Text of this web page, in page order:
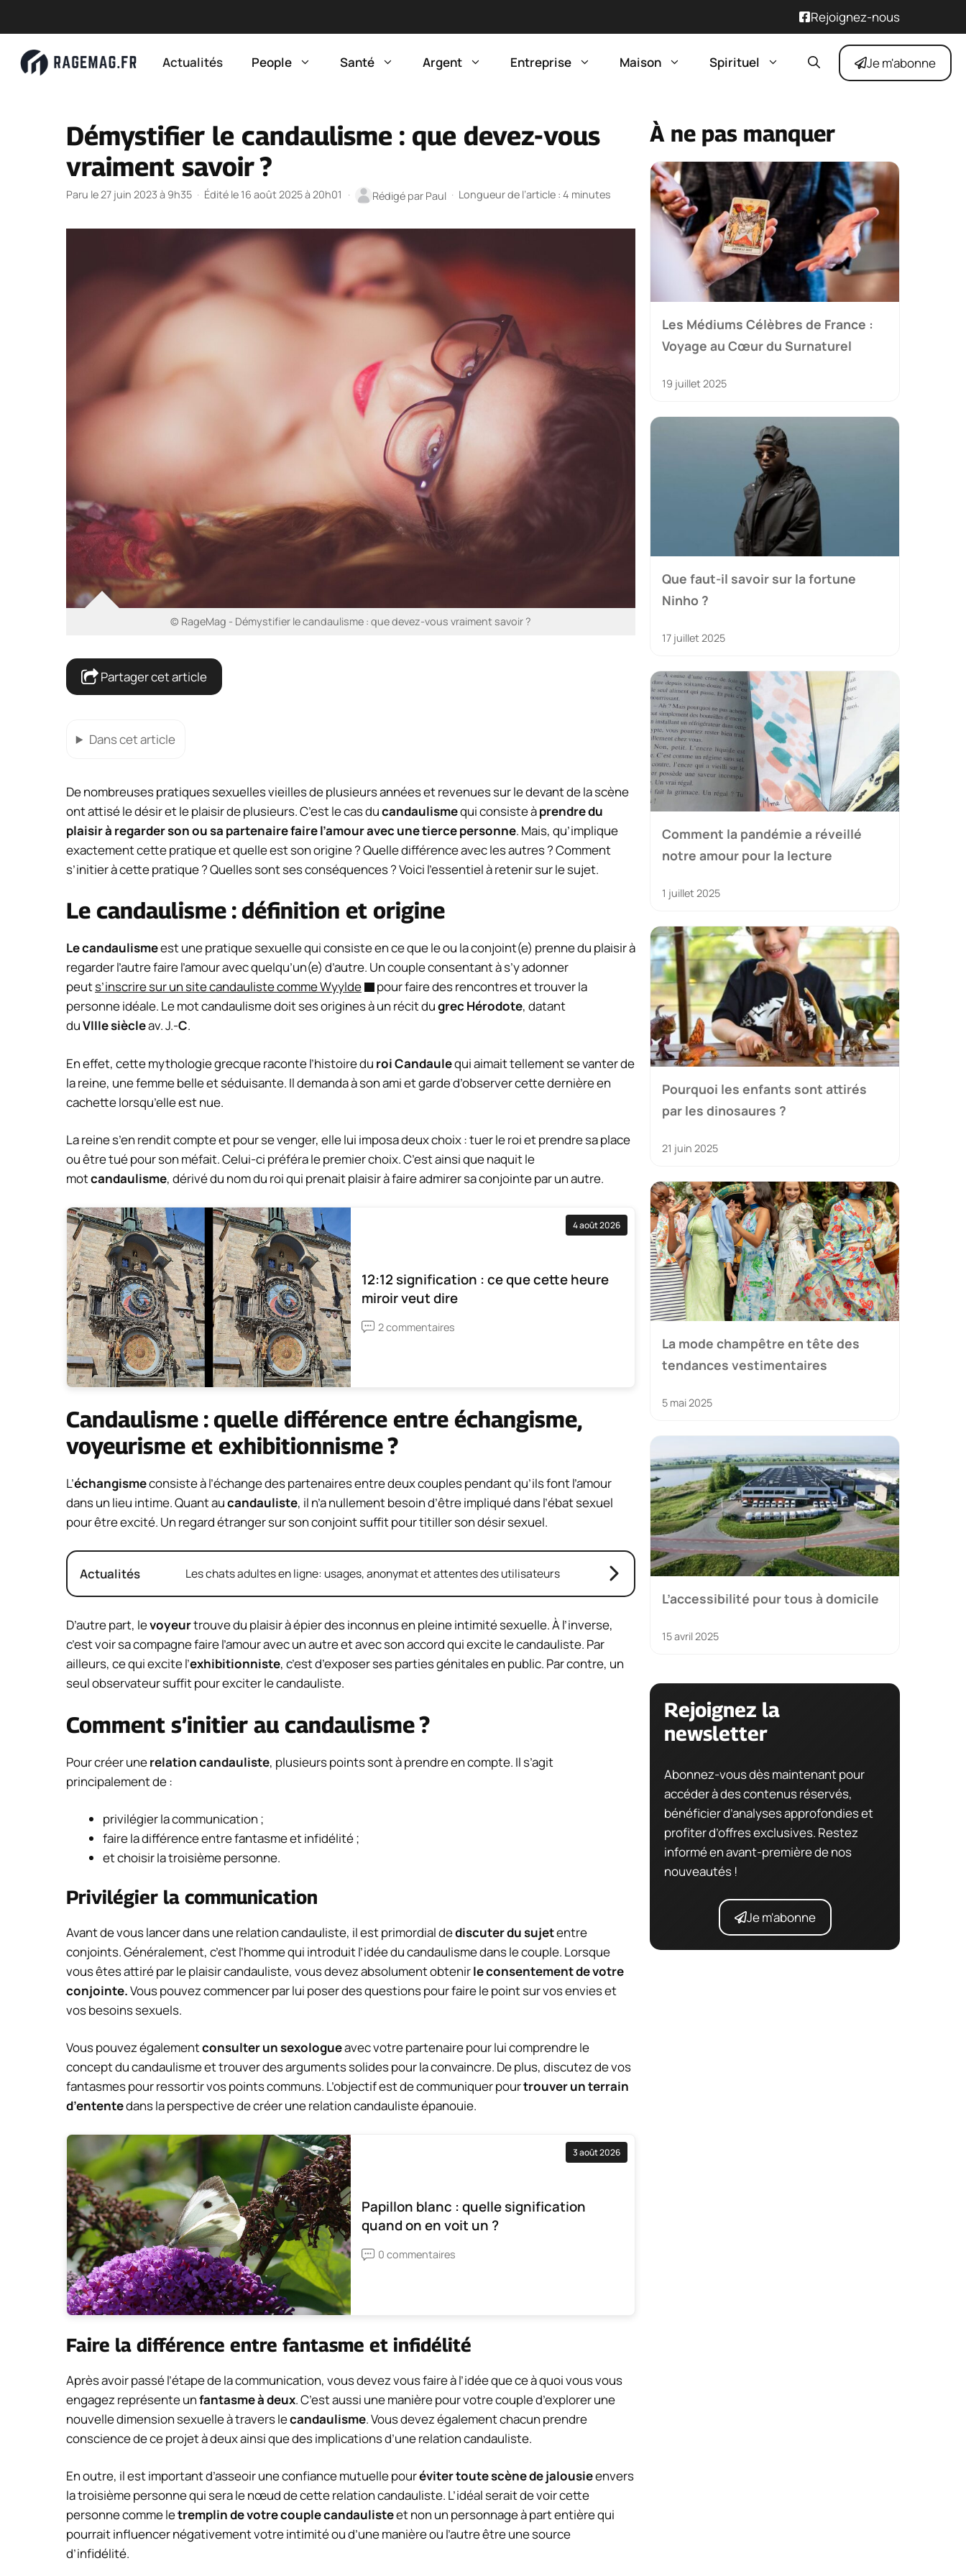
Rejoignez-nous
Actualités People Santé Argent Entreprise Maison Spirituel Je m'abonne
Démystifier le candaulisme : que devez-vous
vraiment savoir ?
Paru le 27 juin 2023 à 9h35 · Édité le 16 août 2025 à 20h01 · Rédigé par Paul · Longueur de l’article : 4 minutes
© RageMag - Démystifier le candaulisme : que devez-vous vraiment savoir ?
Partager cet article
Dans cet article
De nombreuses pratiques sexuelles vieilles de plusieurs années et revenues sur le devant de la scène
ont attisé le désir et le plaisir de plusieurs. C’est le cas ducandaulismequi consiste àprendre du
plaisir à regarder son ou sa partenaire faire l’amour avec une tierce personne. Mais, qu’implique
exactement cette pratique et quelle est son origine ? Quelle différence avec les autres ? Comment
s’initier à cette pratique ? Quelles sont ses conséquences ? Voici l’essentiel à retenir sur le sujet.
Le candaulisme : définition et origine
Le candaulismeest une pratique sexuelle qui consiste en ce que le ou la conjoint(e) prenne du plaisir à
regarder l’autre faire l’amour avec quelqu’un(e) d’autre. Un couple consentant à s’y adonner
peuts’inscrire sur un site candauliste comme Wyylde
pour faire des rencontres et trouver la
personne idéale. Le mot candaulisme doit ses origines à un récit dugrec Hérodote, datant
duVIIIe siècleav. J.-C.
En effet, cette mythologie grecque raconte l’histoire du roi Candaulequi aimait tellement se vanter de
la reine, une femme belle et séduisante. Il demanda à son ami et garde d’observer cette dernière en
cachette lorsqu’elle est nue.
La reine s’en rendit compte et pour se venger, elle lui imposa deux choix : tuer le roi et prendre sa place
ou être tué pour son méfait. Celui-ci préféra le premier choix. C’est ainsi que naquit le
motcandaulisme, dérivé du nom du roi qui prenait plaisir à faire admirer sa conjointe par un autre.
4 août 2026
12:12 signification : ce que cette heure
miroir veut dire
2 commentaires
Candaulisme : quelle différence entre échangisme,
voyeurisme et exhibitionnisme ?
L’échangismeconsiste à l’échange des partenaires entre deux couples pendant qu’ils font l’amour
dans un lieu intime. Quant aucandauliste, il n’a nullement besoin d’être impliqué dans l’ébat sexuel
pour être excité. Un regard étranger sur son conjoint suffit pour titiller son désir sexuel.
Actualités Les chats adultes en ligne: usages, anonymat et attentes des utilisateurs
D’autre part, levoyeurtrouve du plaisir à épier des inconnus en pleine intimité sexuelle. À l’inverse,
c’est voir sa compagne faire l’amour avec un autre et avec son accord qui excite le candauliste. Par
ailleurs, ce qui excite l’exhibitionniste, c’est d’exposer ses parties génitales en public. Par contre, un
seul observateur suffit pour exciter le candauliste.
Comment s’initier au candaulisme ?
Pour créer unerelation candauliste, plusieurs points sont à prendre en compte. Il s’agit
principalement de :
privilégier la communication ;
faire la différence entre fantasme et infidélité ;
et choisir la troisième personne.
Privilégier la communication
Avant de vous lancer dans une relation candauliste, il est primordial dediscuter du sujetentre
conjoints. Généralement, c’est l’homme qui introduit l’idée du candaulisme dans le couple. Lorsque
vous êtes attiré par le plaisir candauliste, vous devez absolument obtenirleconsentement de votre
conjointe.Vous pouvez commencer par lui poser des questions pour faire le point sur vos envies et
vos besoins sexuels.
Vous pouvez égalementconsulter un sexologueavec votre partenaire pour lui comprendre le
concept du candaulisme et trouver des arguments solides pour la convaincre. De plus, discutez de vos
fantasmes pour ressortir vos points communs. L’objectif est de communiquer pourtrouver un terrain
d’ententedans la perspective de créer une relation candauliste épanouie.
3 août 2026
Papillon blanc : quelle signification
quand on en voit un ?
0 commentaires
Faire la différence entre fantasme et infidélité
Après avoir passé l’étape de la communication, vous devez vous faire à l’idée que ce à quoi vous vous
engagez représente unfantasme à deux. C’est aussi une manière pour votre couple d’explorer une
nouvelle dimension sexuelle à travers lecandaulisme. Vous devez également chacun prendre
conscience de ce projet à deux ainsi que des implications d’une relation candauliste.
En outre, il est important d’asseoir une confiance mutuelle pouréviter toute scène de jalousieenvers
la troisième personne qui sera le nœud de cette relation candauliste. L’idéal serait de voir cette
personne comme letremplin de votre couple candaulisteet non un personnage à part entière qui
pourrait influencer négativement votre intimité ou d’une manière ou l’autre être une source
d’infidélité.
À ne pas manquer
Les Médiums Célèbres de France :
Voyage au Cœur du Surnaturel
19 juillet 2025
Que faut-il savoir sur la fortune
Ninho ?
17 juillet 2025
Comment la pandémie a réveillé
notre amour pour la lecture
1 juillet 2025
Pourquoi les enfants sont attirés
par les dinosaures ?
21 juin 2025
La mode champêtre en tête des
tendances vestimentaires
5 mai 2025
L’accessibilité pour tous à domicile
15 avril 2025
Rejoignez la
newsletter
Abonnez-vous dès maintenant pour
accéder à des contenus réservés,
bénéficier d’analyses approfondies et
profiter d’offres exclusives. Restez
informé en avant-première de nos
nouveautés !
Je m'abonne